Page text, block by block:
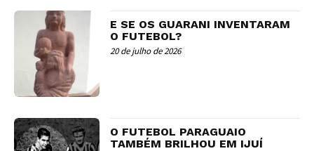
E SE OS GUARANI INVENTARAM
O FUTEBOL?
20 de julho de 2026
O FUTEBOL PARAGUAIO
TAMBÉM BRILHOU EM IJUÍ